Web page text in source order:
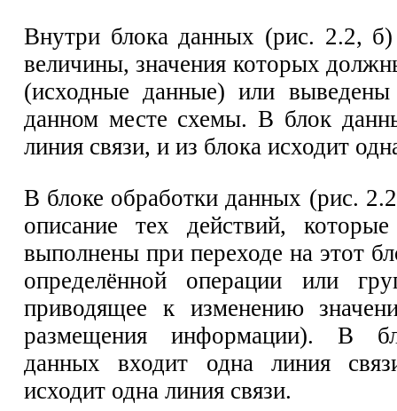
Внутри блока данных (рис. 2.2, б)
величины, значения которых
(исходные данные) или выведены
данном месте схемы. В блок
линия связи, и из блока исходит
В блоке обработки данных (рис.
описание тех действий,
выполнены при переходе на этот
определённой операции или
приводящее к изменению
размещения информации). В
данных входит одна линия
исходит одна линия связи.